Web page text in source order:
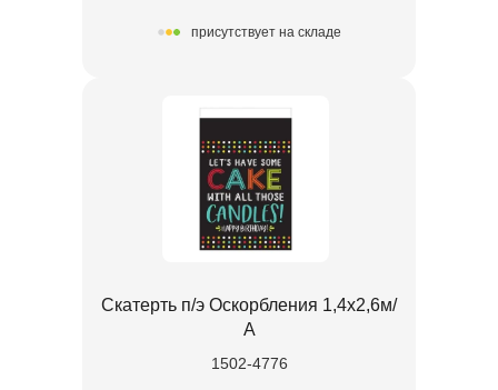
присутствует на складе
Скатерть п/э Оскорбления 1,4х2,6м/
А
1502-4776